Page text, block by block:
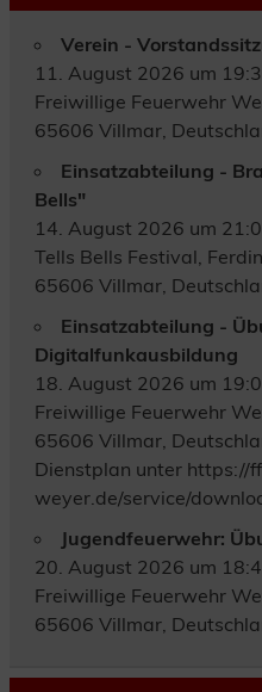
Verein -
11. August 2026 um
Freiwillige Feuerwehr
65606 Villmar,
Einsatzabteilung -
Bells"
14. August 2026 um
Tells Bells Festival,
65606 Villmar,
Einsatzabteilung -
Digitalfunkausbildung
18. August 2026 um
Freiwillige Feuerwehr
65606 Villmar,
Dienstplan unter https://
weyer.de/service/
Jugendfeuerwehr:
20. August 2026 um
Freiwillige Feuerwehr
65606 Villmar,